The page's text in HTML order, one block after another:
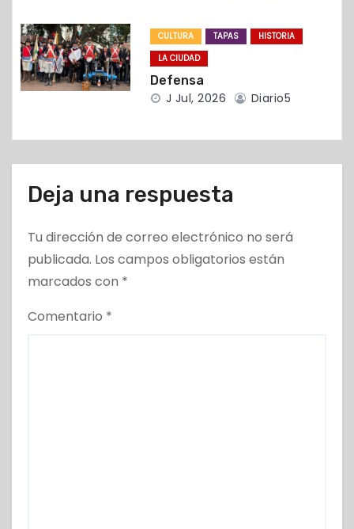
d
a
s
CULTURA TAPAS
HISTORIA
LA CIUDAD
Defensa
J Jul, 2026 Diario5
Deja una respuesta
Tu dirección de correo electrónico no será
publicada. Los campos obligatorios están
marcados con *
Comentario *